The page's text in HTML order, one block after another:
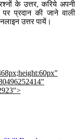
के उत्तर, करिये अपनी
पर प्रदान की जाने वाली
उत्तर पायें।